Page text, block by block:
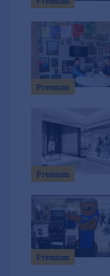
Premium
Premium
Premium